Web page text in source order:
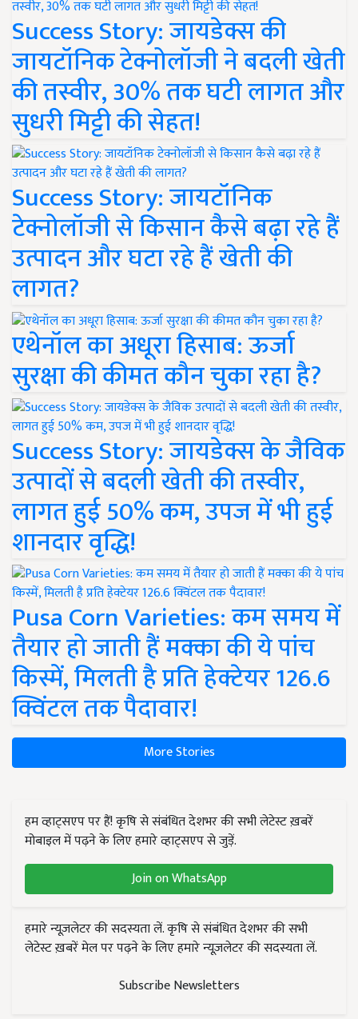
Success Story: जायडेक्स की
जायटॉनिक टेक्नोलॉजी ने बदली खेती
की तस्वीर, 30% तक घटी लागत और
सुधरी मिट्टी की सेहत!
Success Story: जायटॉनिक
टेक्नोलॉजी से किसान कैसे बढ़ा रहे हैं
उत्पादन और घटा रहे हैं खेती की
लागत?
एथेनॉल का अधूरा हिसाब: ऊर्जा
सुरक्षा की कीमत कौन चुका रहा है?
Success Story: जायडेक्स के जैविक
उत्पादों से बदली खेती की तस्वीर,
लागत हुई 50% कम, उपज में भी हुई
शानदार वृद्धि!
Pusa Corn Varieties: कम समय में
तैयार हो जाती हैं मक्का की ये पांच
किस्में, मिलती है प्रति हेक्टेयर 126.6
क्विंटल तक पैदावार!
More Stories
हम व्हाट्सएप पर हैं! कृषि से संबंधित देशभर की सभी लेटेस्ट ख़बरें
मोबाइल में पढ़ने के लिए हमारे व्हाट्सएप से जुड़ें.
Join on WhatsApp
हमारे न्यूज़लेटर की सदस्यता लें. कृषि से संबंधित देशभर की सभी
लेटेस्ट ख़बरें मेल पर पढ़ने के लिए हमारे न्यूज़लेटर की सदस्यता लें.
Subscribe Newsletters